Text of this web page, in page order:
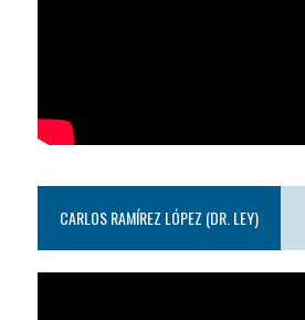
CARLOS RAMÍREZ LÓPEZ (DR. LEY)